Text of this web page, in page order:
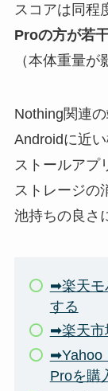
スコアは同程
Proの方が若
（本体重量が
Nothing関連
Androidに近
ストールアプ
ストレージの
池持ちの良さ
➡楽天モ
する
➡楽天市
➡Yahoo
Proを購